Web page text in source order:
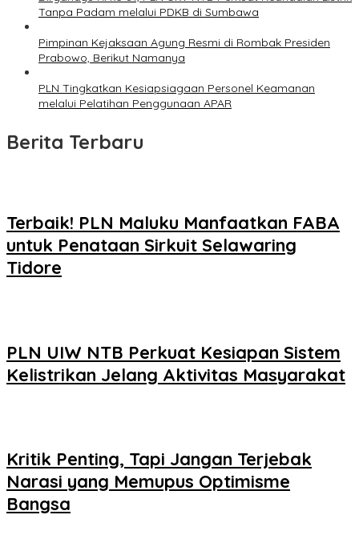
Tanpa Padam melalui PDKB di Sumbawa
Pimpinan Kejaksaan Agung Resmi di Rombak Presiden
Prabowo, Berikut Namanya
PLN Tingkatkan Kesiapsiagaan Personel Keamanan
melalui Pelatihan Penggunaan APAR
Berita Terbaru
Terbaik! PLN Maluku Manfaatkan FABA
untuk Penataan Sirkuit Selawaring
Tidore
PLN UIW NTB Perkuat Kesiapan Sistem
Kelistrikan Jelang Aktivitas Masyarakat
Kritik Penting, Tapi Jangan Terjebak
Narasi yang Memupus Optimisme
Bangsa